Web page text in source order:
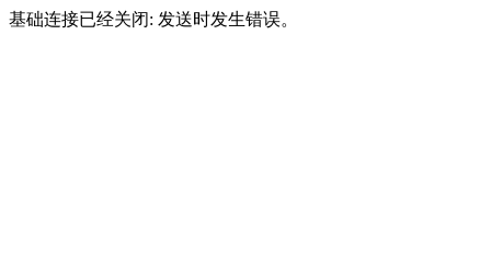
基础连接已经关闭: 发送时发生错误。